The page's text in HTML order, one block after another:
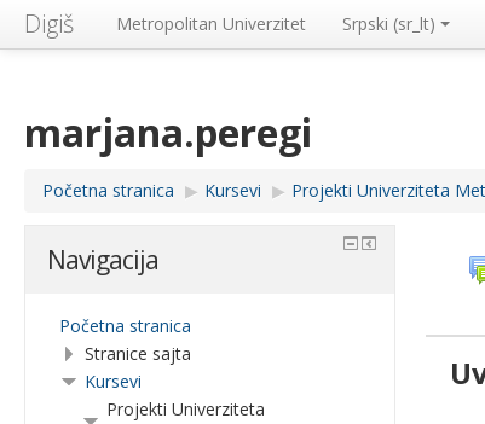
Digiš Metropolitan Univerzitet Srpski ‎(sr_lt)‎
marjana.peregi
Početna stranica ▶︎ Kursevi ▶︎ Projekti Univerziteta
Navigacija
Početna stranica
Stranice sajta
Kursevi
Projekti Univerziteta